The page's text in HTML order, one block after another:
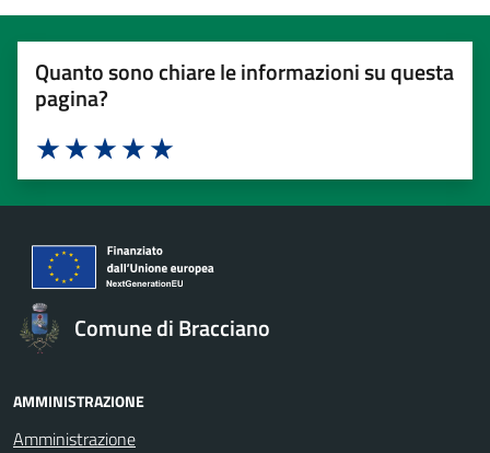
Quanto sono chiare le informazioni su questa
pagina?
Valuta 5 stelle su 5
Valuta 4 stelle su 5
Valuta 3 stelle su 5
Valuta 2 stelle su 5
Valuta 1 stelle su 5
Comune di Bracciano
AMMINISTRAZIONE
Amministrazione